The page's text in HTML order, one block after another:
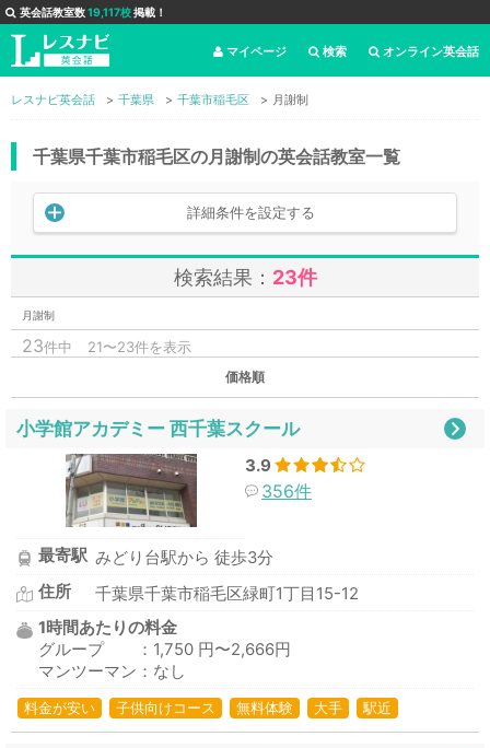
英会話教室数19,117校掲載！
オンライン英会話
検索
マイページ
レスナビ英会話 千葉県 千葉市稲毛区 月謝制
千葉県千葉市稲毛区の月謝制の英会話教室一覧
詳細条件を設定する
検索結果： 23件
月謝制
23件中 21〜23件を表示
価格順
小学館アカデミー 西千葉スクール
3.9
356件
最寄駅 みどり台駅から 徒歩3分
住所
千葉県千葉市稲毛区緑町1丁目15-12
1時間あたりの料金
グループ ：1,750 円〜2,666円
マンツーマン：なし
料金が安い 子供向けコース 無料体験 大手 駅近